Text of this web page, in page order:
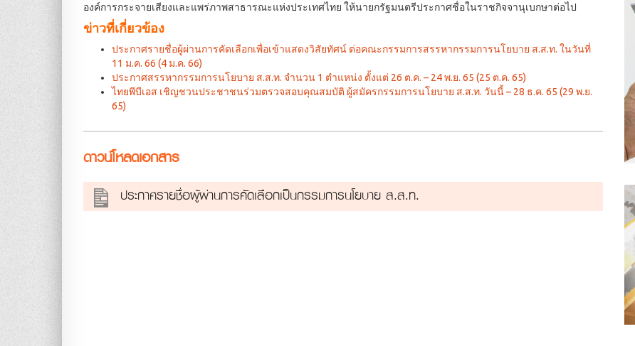
องค์การกระจายเสียงและแพร่ภาพสาธารณะแห่งประเทศไทย ให้นายกรัฐมนตรีประกาศชื่อในราชกิจจานุเบกษาต่อไป
ข่าวที่เกี่ยวข้อง
ประกาศรายชื่อผู้ผ่านการคัดเลือกเพื่อเข้าแสดงวิสัยทัศน์ ต่อคณะกรรมการสรรหากรรมการนโยบาย ส.ส.ท. ในวันที่
11 ม.ค. 66 (4 ม.ค. 66)
ประกาศสรรหากรรมการนโยบาย ส.ส.ท. จำนวน 1 ตำแหน่ง ตั้งแต่ 26 ต.ค. – 24 พ.ย. 65 (25 ต.ค. 65)
ไทยพีบีเอส เชิญชวนประชาชนร่วมตรวจสอบคุณสมบัติ ผู้สมัครกรรมการนโยบาย ส.ส.ท. วันนี้ – 28 ธ.ค. 65 (29 พ.ย.
65)
ดาวน์โหลดเอกสาร
ประกาศรายชื่อผู้ผ่านการคัดเลือกเป็นกรรมการนโยบาย ส.ส.ท.